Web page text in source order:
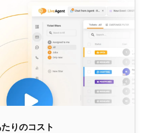
りのコスト